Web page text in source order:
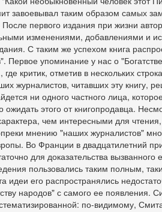
завоевывал таким образом самых
первого издания при жизни
изменениями, добавлениями и
С таким же успехом книга
Первое упоминание у нас о
критик, отметив в нескольких
журналистов, читавших эту книгу,
ни одного частного лица,
этого от книгопродавца.
чем интересными для
мнению "наших журналистов"
Во Франции в двадцатилетний
для доказательства вызванного
пользовались таким полным,
идеи его распространялись
народов" с самого ее
по-видимому,